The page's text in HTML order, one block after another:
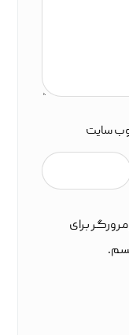
سایت
برای